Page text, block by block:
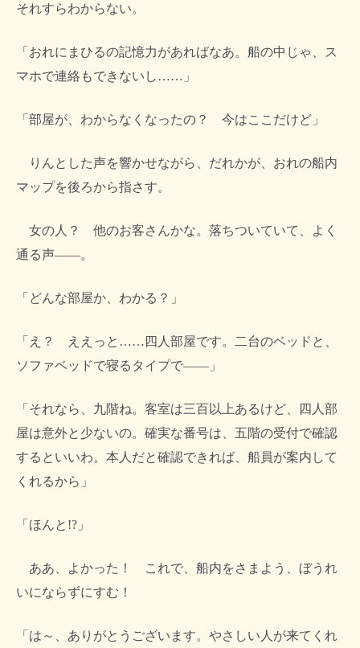
それすらわからない。
「おれにまひるの記憶力があればなあ。船の中じゃ、ス
マホで連絡もできないし……」
「部屋が、わからなくなったの？ 今はここだけど」
りんとした声を響かせながら、だれかが、おれの船内
マップを後ろから指さす。
女の人？ 他のお客さんかな。落ちついていて、よく
通る声――。
「どんな部屋か、わかる？」
「え？ ええっと……四人部屋です。二台のベッドと、
ソファベッドで寝るタイプで――」
「それなら、九階ね。客室は三百以上あるけど、四人部
屋は意外と少ないの。確実な番号は、五階の受付で確認
するといいわ。本人だと確認できれば、船員が案内して
くれるから」
「ほんと!?」
ああ、よかった！ これで、船内をさまよう、ぼうれ
いにならずにすむ！
「は～、ありがとうございます。やさしい人が来てくれ